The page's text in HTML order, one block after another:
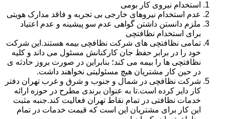
استخدام نیروی کار بومی
عدم استخدام نیروهای خارجی بی تجربه و فاقد مدارک هویتی
ملزم دانستن داشتن گواهی عدم سو پیشینه و عدم اعتیاد
برای استخدام نظافتچی
تمامی نظافتچی های شرکت نظافچی بیمه هستند.این شرکت
خود را در برابر حفظ جان کارکنانش مسئول می داند و کلیه
نظافتچی ها را بیمه می کند؛ بنابراین در صورت بروز حادثه ی
در حین کار مشتریان هیچ مسئولیتی نخواهند داشت.
شرکت نظافچی در شمال و جنوب و شرق و غرب تهران دفتر
کار دایر کرده است.تا به عنوان برندی مطرح در حوزه ارائه
خدمات نظافتی در تمام نقاط تهران فعالیت کند.جنبه مثبت
این کار برای مشتریان این است که قیمت خدمات در تمام